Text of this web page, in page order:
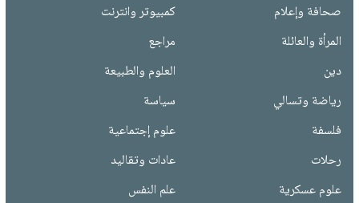
صحافة وإعلام
كمبيوتر وانترنت
المرأة والعائلة
مراجع
دين
العلوم والطبيعة
رياضة وتسالي
سياسة
فلسفة
علوم إجتماعية
رحلات
عادات وتقاليد
علوم عسكرية
علم النفس